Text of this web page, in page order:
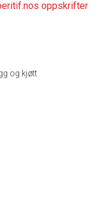
oppskrifter
og kjøtt